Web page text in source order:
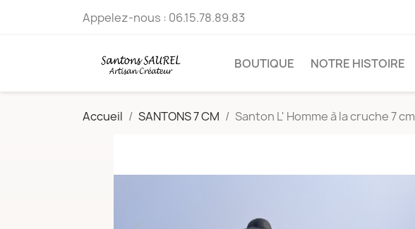
Appelez-nous : 06.15.78.89.83
BOUTIQUE NOTRE HISTOIRE
Accueil SANTONS 7 CM Santon L' Homme à la cruche 7 cm